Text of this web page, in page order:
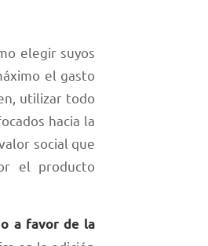
elegir suyos
el gasto
utilizar todo
hacia la
social que
el producto
a favor de la